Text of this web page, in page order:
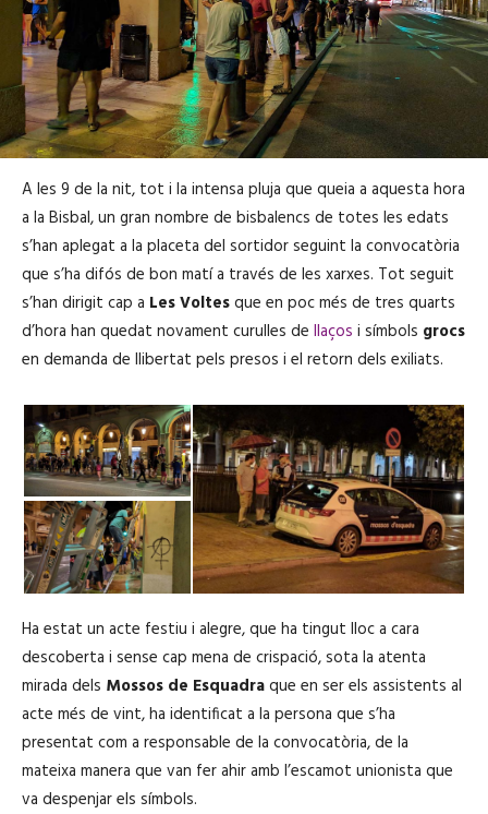
A les 9 de la nit, tot i la intensa pluja que queia a aquesta hora
a la Bisbal, un gran nombre de bisbalencs de totes les edats
s’han aplegat a la placeta del sortidor seguint la convocatòria
que s’ha difós de bon matí a través de les xarxes. Tot seguit
s’han dirigit cap a Les Voltesque en poc més de tres quarts
d’hora han quedat novament curulles de llaços i símbols grocs
en demanda de llibertat pels presos i el retorn dels exiliats.
Ha estat un acte festiu i alegre, que ha tingut lloc a cara
descoberta i sense cap mena de crispació, sota la atenta
mirada dels Mossos de Esquadraque en ser els assistents al
acte més de vint, ha identificat a la persona que s’ha
presentat com a responsable de la convocatòria, de la
mateixa manera que van fer ahir amb l’escamot unionista que
va despenjar els símbols.